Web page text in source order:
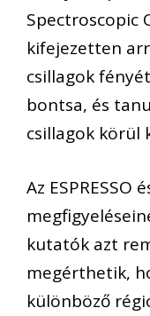
Spectroscopic
kifejezetten
csillagok
bontsa, és
csillagok körül
Az ESPRESSO
kutatók azt
megérthetik,
különböző